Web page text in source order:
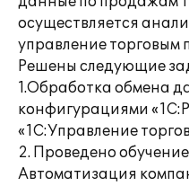
осуществляется
управление торговым
Решены следующие
1.Обработка обмена
конфигурациями
«1С:Управление
2. Проведено
Автоматизация